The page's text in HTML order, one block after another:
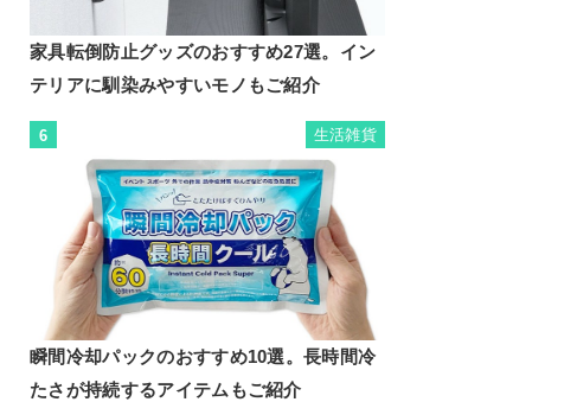
家具転倒防止グッズのおすすめ27選。イン
テリアに馴染みやすいモノもご紹介
6 生活雑貨
瞬間冷却パックのおすすめ10選。長時間冷
たさが持続するアイテムもご紹介